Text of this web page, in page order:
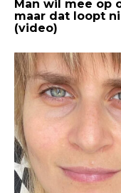
Man wil mee op
maar dat loopt
(video)